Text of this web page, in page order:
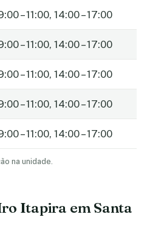
– 11:00, 14:00 – 17:00
– 11:00, 14:00 – 17:00
– 11:00, 14:00 – 17:00
– 11:00, 14:00 – 17:00
– 11:00, 14:00 – 17:00
na unidade.
Itapira em Santa